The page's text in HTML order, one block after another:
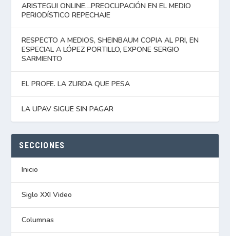
ARISTEGUI ONLINE…PREOCUPACIÓN EN EL MEDIO
PERIODÍSTICO REPECHAJE
RESPECTO A MEDIOS, SHEINBAUM COPIA AL PRI, EN
ESPECIAL A LÓPEZ PORTILLO, EXPONE SERGIO
SARMIENTO
EL PROFE. LA ZURDA QUE PESA
LA UPAV SIGUE SIN PAGAR
SECCIONES
Inicio
Siglo XXI Video
Columnas